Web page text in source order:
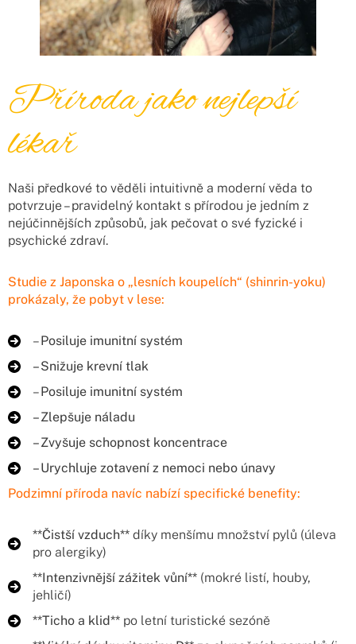
Příroda jako nejlepší
lékař
Naši předkové to věděli intuitivně a moderní věda to
potvrzuje – pravidelný kontakt s přírodou je jedním z
nejúčinnějších způsobů, jak pečovat o své fyzické i
psychické zdraví.
Studie z Japonska o „lesních koupelích“ (shinrin-yoku)
prokázaly, že pobyt v lese:
–Posiluje imunitní systém
– Snižuje krevní tlak
–Posiluje imunitní systém
– Zlepšuje náladu
– Zvyšuje schopnost koncentrace
– Urychluje zotavení z nemoci nebo únavy
Podzimní příroda navíc nabízí specifické benefity:
**Čistší vzduch** díky menšímu množství pylů (úleva
pro alergiky)
**Intenzivnější zážitek vůní** (mokré listí, houby,
jehličí)
**Ticho a klid** po letní turistické sezóně